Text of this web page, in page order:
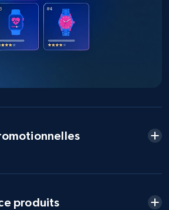
Root category, and
359+ Commencer
from shops on eBay
Root category, and
produits